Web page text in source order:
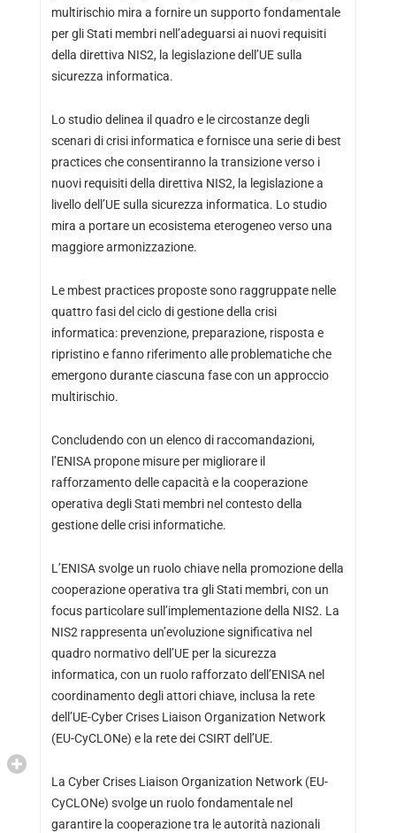
multirischio mira a fornire un supporto fondamentale
per gli Stati membri nell’adeguarsi ai nuovi requisiti
della direttiva NIS2, la legislazione dell’UE sulla
sicurezza informatica.
Lo studio delinea il quadro e le circostanze degli
scenari di crisi informatica e fornisce una serie di best
practices che consentiranno la transizione verso i
nuovi requisiti della direttiva NIS2, la legislazione a
livello dell’UE sulla sicurezza informatica. Lo studio
mira a portare un ecosistema eterogeneo verso una
maggiore armonizzazione.
Le mbest practices proposte sono raggruppate nelle
quattro fasi del ciclo di gestione della crisi
informatica: prevenzione, preparazione, risposta e
ripristino e fanno riferimento alle problematiche che
emergono durante ciascuna fase con un approccio
multirischio.
Concludendo con un elenco di raccomandazioni,
l’ENISA propone misure per migliorare il
rafforzamento delle capacità e la cooperazione
operativa degli Stati membri nel contesto della
gestione delle crisi informatiche.
L’ENISA svolge un ruolo chiave nella promozione della
cooperazione operativa tra gli Stati membri, con un
focus particolare sull’implementazione della NIS2. La
NIS2 rappresenta un’evoluzione significativa nel
quadro normativo dell’UE per la sicurezza
informatica, con un ruolo rafforzato dell’ENISA nel
coordinamento degli attori chiave, inclusa la rete
dell’UE-Cyber Crises Liaison Organization Network
(EU-CyCLONe) e la rete dei CSIRT dell’UE.
La Cyber ​​Crises Liaison Organization Network (EU-
CyCLONe) svolge un ruolo fondamentale nel
garantire la cooperazione tra le autorità nazionali